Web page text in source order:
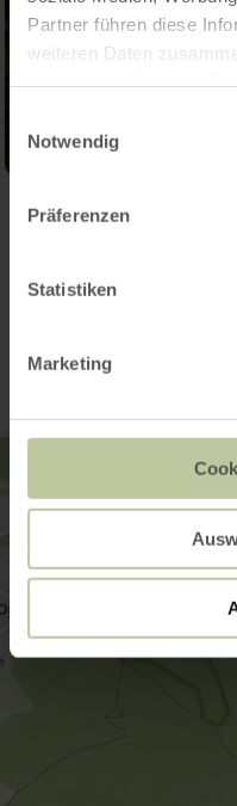
Partner führen diese
weiteren Daten
Notwendig
Präferenzen
Statistiken
Marketing